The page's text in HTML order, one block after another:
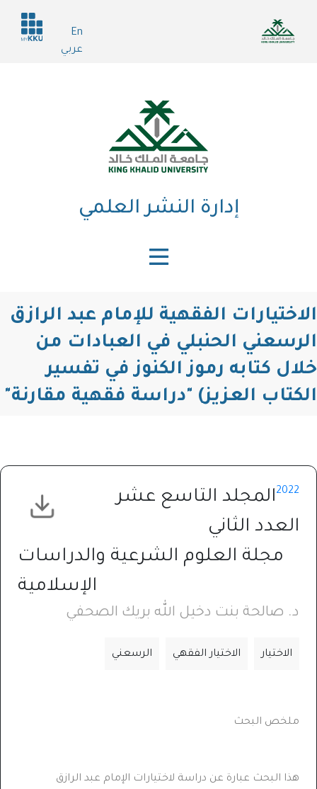
المحتوى
En
عربي
Header
services
إدارة النشر العلمي
الاختيارات الفقهية للإمام عبد الرازق
الرسعني الحنبلي في العبادات من
خلال كتابه رموز الكنوز في تفسير
الكتاب العزيز) "دراسة فقهية مقارنة"
2022المجلد التاسع عشر
العدد الثاني
مجلة العلوم الشرعية والدراسات
الإسلامية
د. صالحة بنت دخيل الله بريك الصحفي
الاختيار الاختيار الفقهي الرسعني
ملخص البحث
هذا البحث عبارة عن دراسة لاختيارات الإمام عبد الرازق